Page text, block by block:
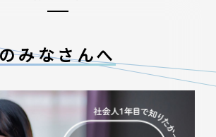
みなさんへ